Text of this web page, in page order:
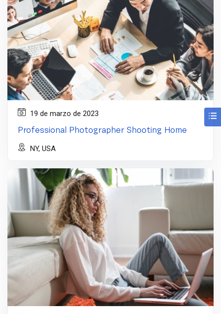
19 de marzo de 2023
Professional Photographer Shooting Home
NY, USA